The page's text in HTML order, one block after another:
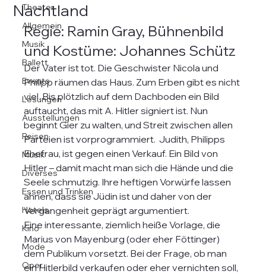
Theater
Allgemein
Musik
Ballett
Events
Lesungen
Ausstellungen
Reisen
Musik
Diverses
Essen und Trinken
Hotels
Kino
Mode
Oper
Nachtland
Regie: Ramin Gray, Bühnenbild
und Kostüme: Johannes Schütz
Der Vater ist tot. Die Geschwister Nicola und
Philipp räumen das Haus. Zum Erben gibt es nicht
viel. Bis plötzlich auf dem Dachboden ein Bild
auftaucht, das mit A. Hitler signiert ist. Nun
beginnt Gier zu walten, und Streit zwischen allen
Parteien ist vorprogrammiert.  Judith, Philipps
Ehefrau, ist gegen einen Verkauf. Ein Bild von
Hitler – damit macht man sich die Hände und die
Seele schmutzig. Ihre heftigen Vorwürfe lassen
ahnen, dass sie Jüdin ist und daher von der
Vergangenheit geprägt argumentiert.
Eine interessante, ziemlich heiße Vorlage, die
Marius von Mayenburg (oder eher Föttinger)
dem Publikum vorsetzt. Bei der Frage, ob man
ein Hitlerbild verkaufen oder eher vernichten soll,